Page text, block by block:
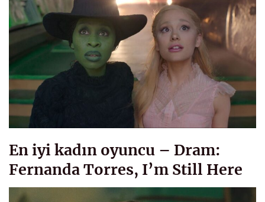
En iyi kadın oyuncu – Dram:
Fernanda Torres, I’m Still Here